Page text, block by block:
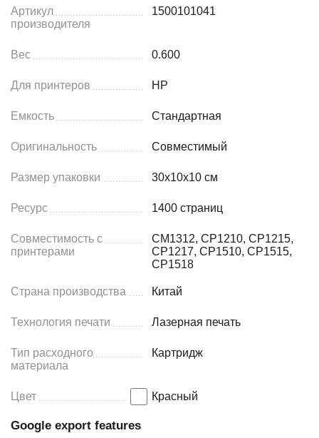
Артикул
производителя
1500101041
Вес 0.600
Для принтеров HP
Емкость Стандартная
Оригинальность Совместимый
Размер упаковки 30x10x10 см
Ресурс 1400 страниц
Совместимость с
принтерами
CM1312, CP1210, CP1215,
CP1217, CP1510, CP1515,
CP1518
Страна производства Китай
Технология печати Лазерная печать
Тип расходного
материала
Картридж
Цвет Красный
Google export features